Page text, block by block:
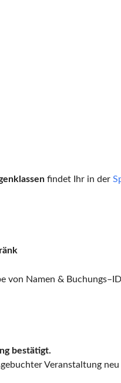
findet Ihr in der
von Namen & Buchungs– ID
bestätigt.
Veranstaltung